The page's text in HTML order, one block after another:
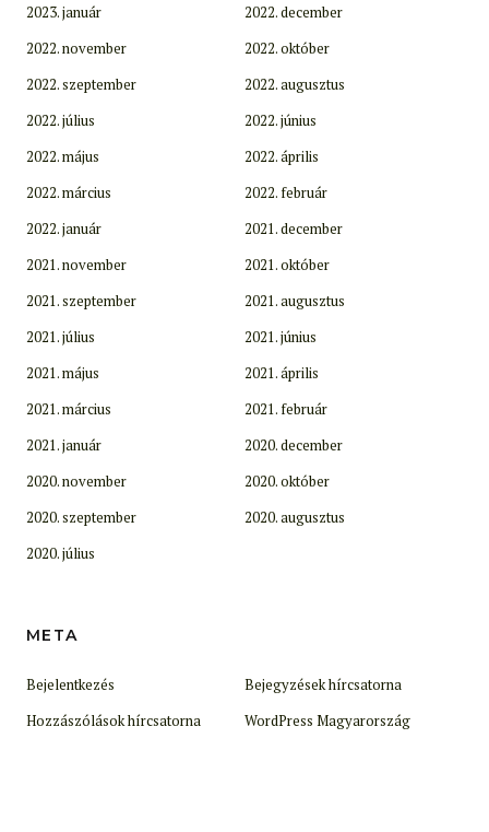
2023. január
2022. december
2022. november
2022. október
2022. szeptember
2022. augusztus
2022. július
2022. június
2022. május
2022. április
2022. március
2022. február
2022. január
2021. december
2021. november
2021. október
2021. szeptember
2021. augusztus
2021. július
2021. június
2021. május
2021. április
2021. március
2021. február
2021. január
2020. december
2020. november
2020. október
2020. szeptember
2020. augusztus
2020. július
META
Bejelentkezés
Bejegyzések hírcsatorna
Hozzászólások hírcsatorna
WordPress Magyarország